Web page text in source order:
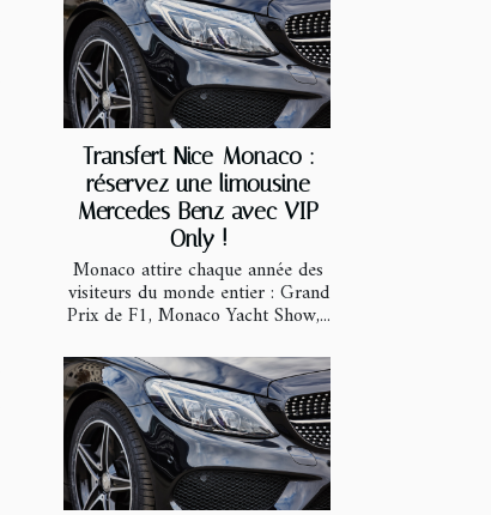
Transfert Nice-Monaco :
réservez une limousine
Mercedes Benz avec VIP
Only !
Monaco attire chaque année des
visiteurs du monde entier : Grand
Prix de F1, Monaco Yacht Show,...